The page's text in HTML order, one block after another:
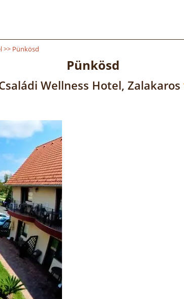
>> Pünkösd
Pünkösd
Wellness Hotel, Zalakaros